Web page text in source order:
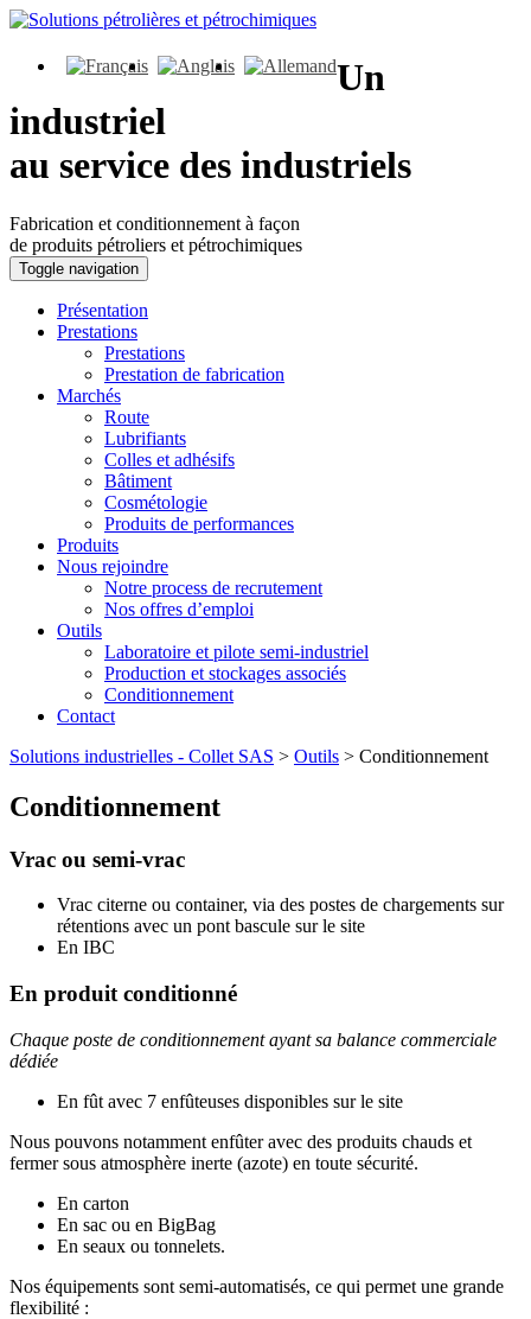
Un
industriel
au service des industriels
Fabrication et conditionnement à façon
de produits pétroliers et pétrochimiques
Toggle navigation
Présentation
Prestations
Prestations
Prestation de fabrication
Marchés
Route
Lubrifiants
Colles et adhésifs
Bâtiment
Cosmétologie
Produits de performances
Produits
Nous rejoindre
Notre process de recrutement
Nos offres d’emploi
Outils
Laboratoire et pilote semi-industriel
Production et stockages associés
Conditionnement
Contact
Solutions industrielles - Collet SAS > Outils > Conditionnement
Conditionnement
Vrac ou semi-vrac
Vrac citerne ou container, via des postes de chargements sur
rétentions avec un pont bascule sur le site
En IBC
En produit conditionné
Chaque poste de conditionnement ayant sa balance commerciale
dédiée
En fût avec 7 enfûteuses disponibles sur le site
Nous pouvons notamment enfûter avec des produits chauds et
fermer sous atmosphère inerte (azote) en toute sécurité.
En carton
En sac ou en BigBag
En seaux ou tonnelets.
Nos équipements sont semi-automatisés, ce qui permet une grande
flexibilité :